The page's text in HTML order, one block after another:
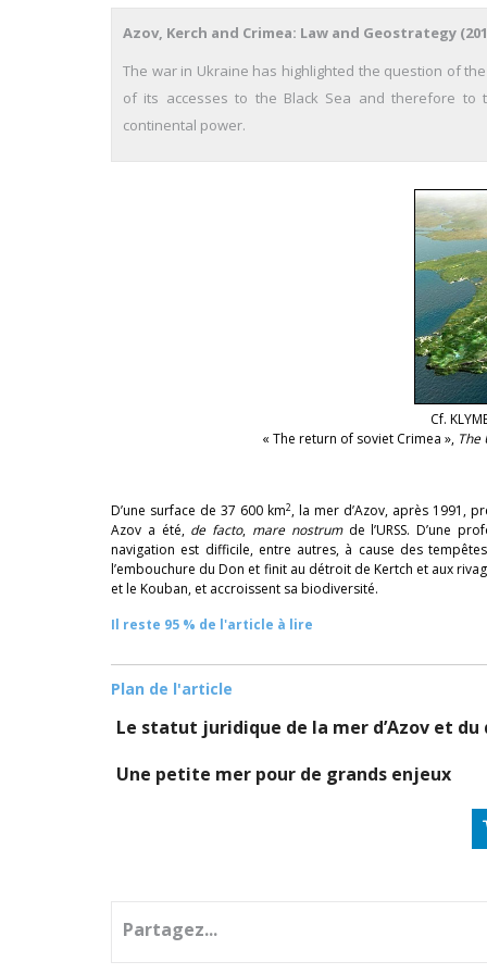
Azov, Kerch and Crimea: Law and Geostrategy
The war in Ukraine has highlighted the question of
of its accesses to the Black Sea and therefore to
continental power.
Cf.
« The return of soviet Crimea », The
D’une surface de 37 600 km2, la mer d’Azov, après 1991,
Azov a été, de facto, mare nostrumde l’URSS. D’une
navigation est difficile, entre autres, à cause des
l’embouchure du Don et finit au détroit de Kertch et aux
et le Kouban, et accroissent sa biodiversité.
Il reste 95 % de l'article à lire
Plan de l'article
Le statut juridique de la mer d’Azov et
Une petite mer pour de grands enjeux
Partagez...